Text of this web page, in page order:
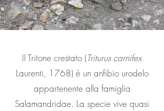
Il Tritone crestato (Triturus carnifex
Laurenti, 1768) è un anfibio urodelo
appartenente alla famiglia
Salamandridae. La specie vive quasi